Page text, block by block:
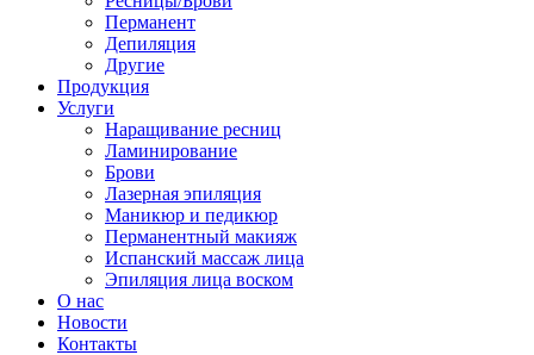
Перманент
Депиляция
Другие
Продукция
Услуги
Наращивание ресниц
Ламинирование
Брови
Лазерная эпиляция
Маникюр и педикюр
Перманентный макияж
Испанский массаж лица
Эпиляция лица воском
О нас
Новости
Контакты